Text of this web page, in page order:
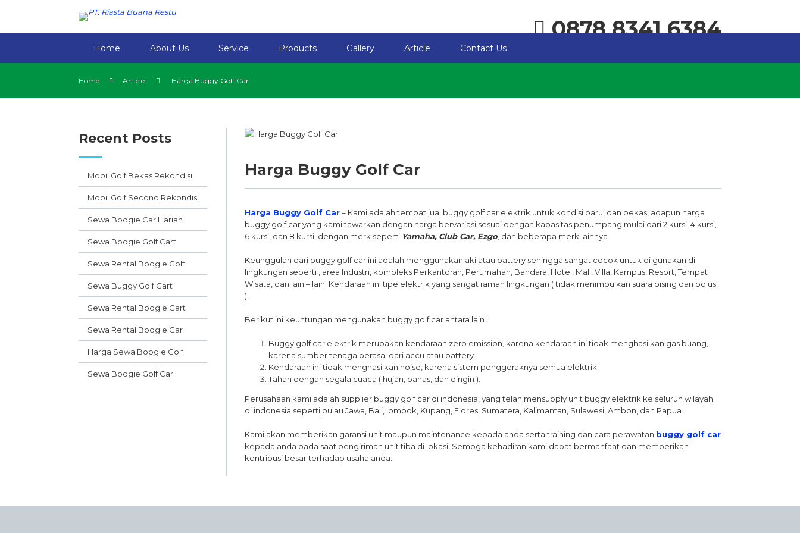
0878 8341 6384
Home About Us Service Products Gallery Article Contact Us
Home Article Harga Buggy Golf Car
Recent Posts
Mobil Golf Bekas Rekondisi
Mobil Golf Second Rekondisi
Sewa Boogie Car Harian
Sewa Boogie Golf Cart
Sewa Rental Boogie Golf
Sewa Buggy Golf Cart
Sewa Rental Boogie Cart
Sewa Rental Boogie Car
Harga Sewa Boogie Golf
Sewa Boogie Golf Car
Harga Buggy Golf Car
Harga Buggy Golf Car– Kami adalah tempat jual buggy golf car elektrik untuk kondisi baru, dan bekas, adapun harga
buggy golf car yang kami tawarkan dengan harga bervariasi sesuai dengan kapasitas penumpang mulai dari 2 kursi, 4 kursi,
6 kursi, dan 8 kursi, dengan merk seperti Yamaha, Club Car, Ezgo , dan beberapa merk lainnya.
Keunggulan dari buggy golf car ini adalah menggunakan aki atau battery sehingga sangat cocok untuk di gunakan di
lingkungan seperti , area Industri, kompleks Perkantoran, Perumahan, Bandara, Hotel, Mall, Villa, Kampus, Resort, Tempat
Wisata, dan lain – lain. Kendaraan ini tipe elektrik yang sangat ramah lingkungan ( tidak menimbulkan suara bising dan polusi
).
Berikut ini keuntungan mengunakan buggy golf car antara lain :
Buggy golf car elektrik merupakan kendaraan zero emission, karena kendaraan ini tidak menghasilkan gas buang,
karena sumber tenaga berasal dari accu atau battery.
Kendaraan ini tidak menghasilkan noise, karena sistem penggeraknya semua elektrik.
Tahan dengan segala cuaca ( hujan, panas, dan dingin ).
Perusahaan kami adalah supplier buggy golf car di indonesia, yang telah mensupply unit buggy elektrik ke seluruh wilayah
di indonesia seperti pulau Jawa, Bali, lombok, Kupang, Flores, Sumatera, Kalimantan, Sulawesi, Ambon, dan Papua.
Kami akan memberikan garansi unit maupun maintenance kepada anda serta training dan cara perawatan buggy golf car
kepada anda pada saat pengiriman unit tiba di lokasi. Semoga kehadiran kami dapat bermanfaat dan memberikan
kontribusi besar terhadap usaha anda.